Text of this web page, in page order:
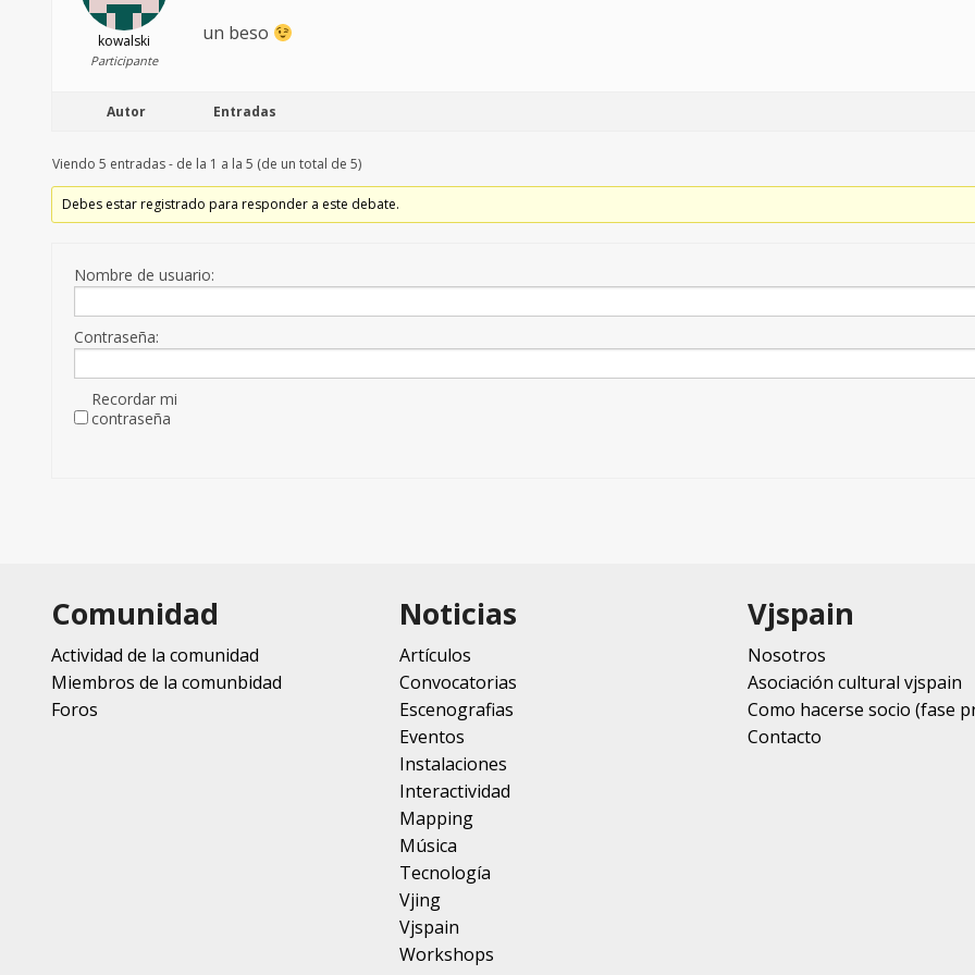
kowalski
Participante
un beso
Autor Entradas
Viendo 5 entradas - de la 1 a la 5 (de un total de 5)
Debes estar registrado para responder a este debate.
Nombre de usuario:
Contraseña:
Recordar mi
contraseña
Comunidad
Actividad de la comunidad
Miembros de la comunbidad
Foros
Noticias
Artículos
Convocatorias
Escenografias
Eventos
Instalaciones
Interactividad
Mapping
Música
Tecnología
Vjing
Vjspain
Workshops
Vjspain
Nosotros
Asociación cultural vjspain
Como hacerse socio (fase
Contacto